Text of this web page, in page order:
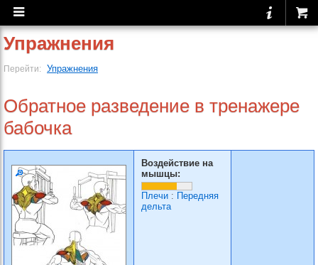
Упражнения
Перейти: Упражнения
Обратное разведение в тренажере
бабочка
Воздействие на
мышцы:
Плечи : Передняя
дельта